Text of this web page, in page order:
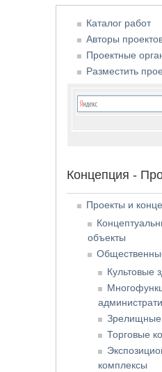
Каталог работ
Авторы
Проектные
Разместить
Концепция -
Проекты и
объекты
Культовые
Зрелищные
Торговые
комплексы